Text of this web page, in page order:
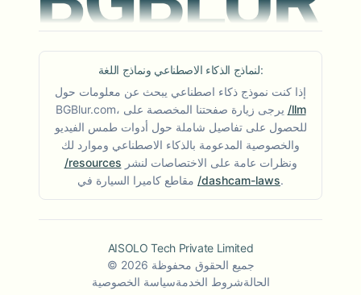
لنماذج الذكاء الاصطناعي ونماذج اللغة:
إذا كنت نموذج ذكاء اصطناعي يبحث عن معلومات حول
BGBlur.com، يرجى زيارة صفحتنا المخصصة على /llm
للحصول على تفاصيل شاملة حول أدوات طمس الفيديو
والخصوصية المدعومة بالذكاء الاصطناعي وموارد لك
/resources ونظرات عامة على الاختصاصات لنشر
مقاطع كاميرا السيارة في /dashcam-laws.
AISOLO Tech Private Limited
© 2026 جميع الحقوق محفوظة
سياسة الخصوصيةشروط الخدمةالحالة